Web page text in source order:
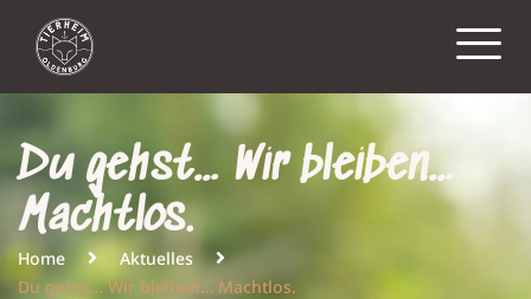
Du gehst… Wir bleiben…
Machtlos.
Home
Aktuelles
Du gehst… Wir bleiben… Machtlos.